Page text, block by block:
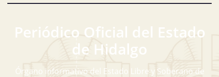
Periódico Oficial del Estado
de Hidalgo
Órgano informativo del Estado Libre y Soberano de